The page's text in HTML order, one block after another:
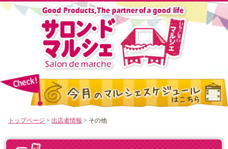
トップページ >出店者情報 > その他